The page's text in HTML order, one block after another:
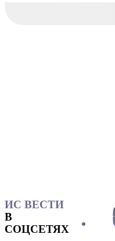
ИС ВЕСТИ
В
СОЦСЕТЯХ